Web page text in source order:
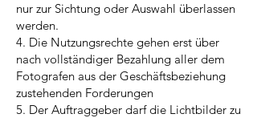
nur zur Sichtung oder Auswahl überlassen
werden.
4. Die Nutzungsrechte gehen erst über
nach vollständiger Bezahlung aller dem
Fotografen aus der Geschäftsbeziehung
zustehenden Forderungen
5. Der Auftraggeber darf die Lichtbilder zu